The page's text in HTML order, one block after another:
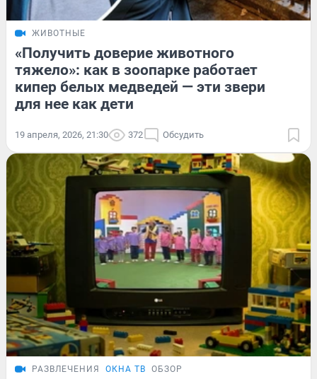
ЖИВОТНЫЕ
«Получить доверие животного
тяжело»: как в зоопарке работает
кипер белых медведей — эти звери
для нее как дети
19 апреля, 2026, 21:30 372 Обсудить
РАЗВЛЕЧЕНИЯ ОКНА ТВ ОБЗОР